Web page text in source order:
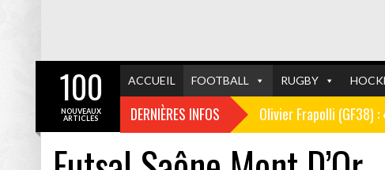
ACCUEIL FOOTBALL RUGBY
DERNIÈRES INFOS Olivier Frapolli (GF38)
Christophe Pélissier
100
NOUVEAUX
ARTICLES
GF38